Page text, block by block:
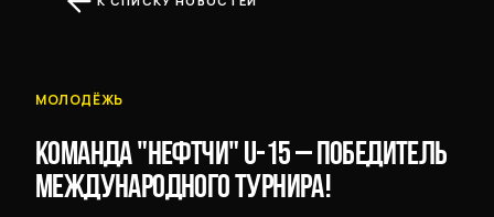
МОЛОДЁЖЬ
КОМАНДА "НЕФТЧИ" U-15 — ПОБЕДИТЕЛЬ
МЕЖДУНАРОДНОГО ТУРНИРА!